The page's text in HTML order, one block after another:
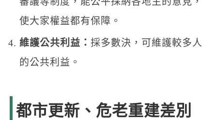
使大家權益都有保障。
維護公共利益： 採多數決，可維護較多人
的公共利益。
都市更新、危老重建差別